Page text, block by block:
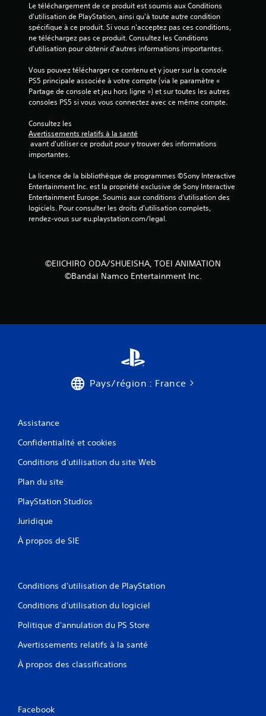
Le téléchargement de ce produit est soumis aux Conditions
d'utilisation de PlayStation, ainsi qu'à toute autre condition
spécifique à ce produit. Si vous n'acceptez pas ces conditions,
ne téléchargez pas ce produit. Consultez les Conditions
d'utilisation pour obtenir d'autres informations importantes.
Vous pouvez télécharger ce contenu et y jouer sur la console
PS5 principale associée à votre compte (via le paramètre «
Partage de console et jeu hors ligne ») et sur toutes les autres
consoles PS5 si vous vous connectez avec ce même compte.
Consultez les
Avertissements relatifs à la santé
importantes.
La licence de la bibliothèque de programmes ©Sony Interactive
Entertainment Inc. est la propriété exclusive de Sony Interactive
Entertainment Europe. Soumis aux conditions d’utilisation des
logiciels. Pour consulter les droits d’utilisation complets,
rendez-vous sur eu.playstation.com/legal.
©EIICHIRO ODA/SHUEISHA, TOEI ANIMATION
©Bandai Namco Entertainment Inc.
Pays/région : France
Assistance
Confidentialité et cookies
Conditions d'utilisation du site Web
Plan du site
PlayStation Studios
Juridique
À propos de SIE
Conditions d'utilisation de PlayStation
Conditions d'utilisation du logiciel
Politique d'annulation du PS Store
Avertissements relatifs à la santé
À propos des classifications
Facebook